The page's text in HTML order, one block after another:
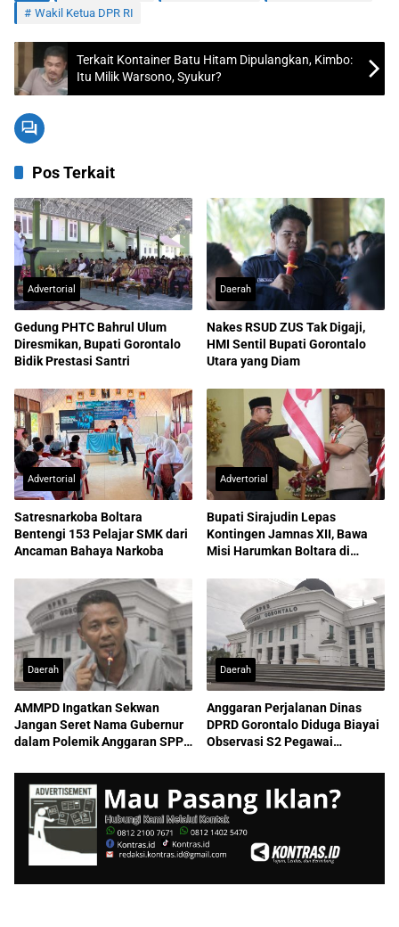
Wakil Ketua DPR RI
Terkait Kontainer Batu Hitam Dipulangkan, Kimbo:
Itu Milik Warsono, Syukur?
Pos Terkait
Advertorial
Gedung PHTC Bahrul Ulum
Diresmikan, Bupati Gorontalo
Bidik Prestasi Santri
Daerah
Nakes RSUD ZUS Tak Digaji,
HMI Sentil Bupati Gorontalo
Utara yang Diam
Advertorial
Satresnarkoba Boltara
Bentengi 153 Pelajar SMK dari
Ancaman Bahaya Narkoba
Advertorial
Bupati Sirajudin Lepas
Kontingen Jamnas XII, Bawa
Misi Harumkan Boltara di
Daerah
AMMPD Ingatkan Sekwan
Jangan Seret Nama Gubernur
dalam Polemik Anggaran SPPD
Daerah
Anggaran Perjalanan Dinas
DPRD Gorontalo Diduga Biayai
Observasi S2 Pegawai